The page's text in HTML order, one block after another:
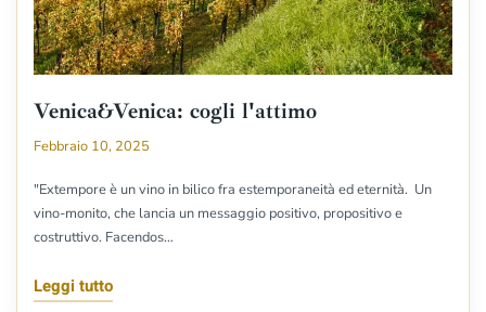
Venica&Venica: cogli l'attimo
Febbraio 10, 2025
"Extempore è un vino in bilico fra estemporaneità ed eternità. Un
vino-monito, che lancia un messaggio positivo, propositivo e
costruttivo. Facendos…
Leggi tutto